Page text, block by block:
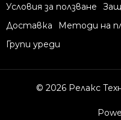
Условия за ползване
Доставка
Методи на
Групи уреди
© 2026 Релакс